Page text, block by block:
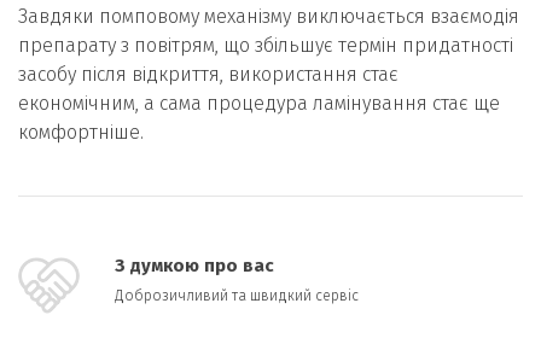
Завдяки помповому механізму виключається взаємодія
препарату з повітрям, що збільшує термін придатності
засобу після відкриття, використання стає
економічним, а сама процедура ламінування стає ще
комфортніше.
З думкою про вас
Доброзичливий та швидкий сервіс